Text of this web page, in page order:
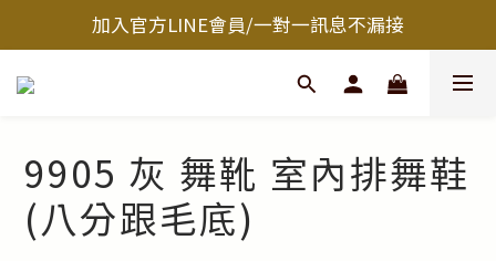
加入官方LINE會員/一對一訊息不漏接
9905 灰 舞靴 室內排舞鞋
(八分跟毛底)